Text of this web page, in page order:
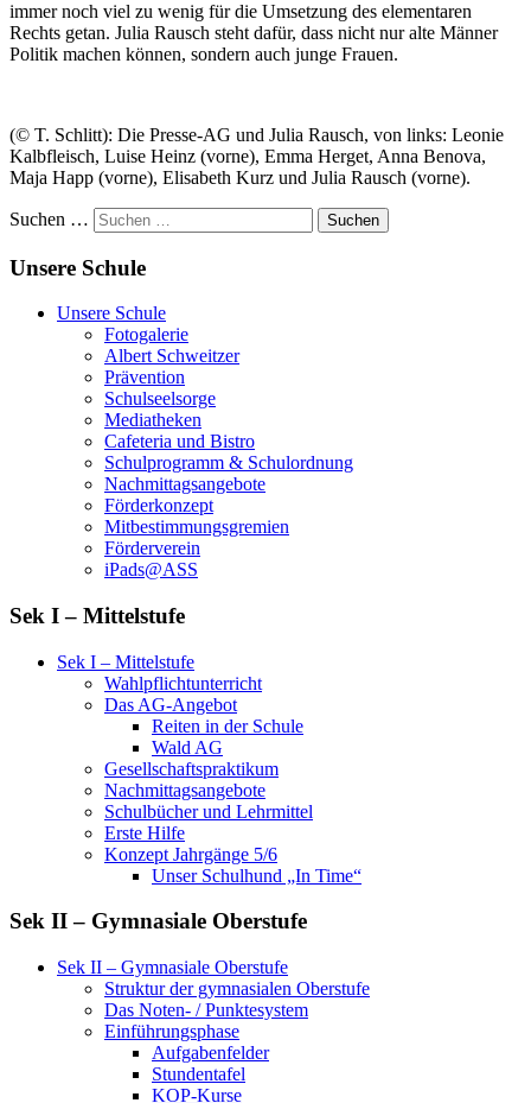
immer noch viel zu wenig für die Umsetzung des elementaren
Rechts getan. Julia Rausch steht dafür, dass nicht nur alte Männer
Politik machen können, sondern auch junge Frauen.
(© T. Schlitt): Die Presse-AG und Julia Rausch, von links: Leonie
Kalbfleisch, Luise Heinz (vorne), Emma Herget, Anna Benova,
Maja Happ (vorne), Elisabeth Kurz und Julia Rausch (vorne).
Suchen … Suchen
Unsere Schule
Unsere Schule
Fotogalerie
Albert Schweitzer
Prävention
Schulseelsorge
Mediatheken
Cafeteria und Bistro
Schulprogramm & Schulordnung
Nachmittagsangebote
Förderkonzept
Mitbestimmungsgremien
Förderverein
iPads@ASS
Sek I – Mittelstufe
Sek I – Mittelstufe
Wahlpflichtunterricht
Das AG-Angebot
Reiten in der Schule
Wald AG
Gesellschaftspraktikum
Nachmittagsangebote
Schulbücher und Lehrmittel
Erste Hilfe
Konzept Jahrgänge 5/6
Unser Schulhund „In Time“
Sek II – Gymnasiale Oberstufe
Sek II – Gymnasiale Oberstufe
Struktur der gymnasialen Oberstufe
Das Noten- / Punktesystem
Einführungsphase
Aufgabenfelder
Stundentafel
KOP-Kurse